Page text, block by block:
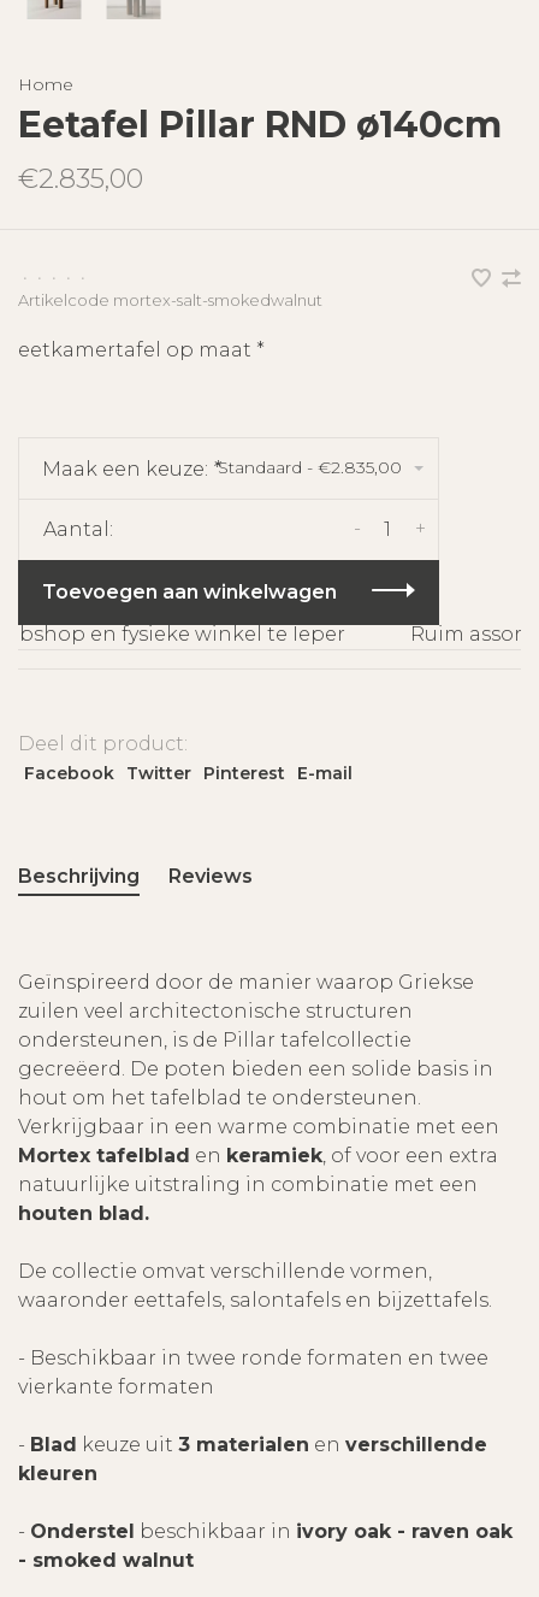
Home
Eetafel Pillar RND ø140cm
€2.835,00
• • • •
•
Artikelcode mortex-salt-smokedwalnut
eetkamertafel op maat *
Maak een keuze: *Standaard - €2.835,00
Aantal: +
-
Toevoegen aan winkelwagen
en fysieke winkel te Ieper
Ruim
Deel dit product:
Facebook Twitter Pinterest E-mail
Beschrijving Reviews
Geïnspireerd door de manier waarop Griekse
zuilen veel architectonische structuren
ondersteunen, is de Pillar tafelcollectie
gecreëerd. De poten bieden een solide basis in
hout om het tafelblad te ondersteunen.
Verkrijgbaar in een warme combinatie met een
Mortex tafelblad en keramiek , of voor een extra
natuurlijke uitstraling in combinatie met een
houten blad.
De collectie omvat verschillende vormen,
waaronder eettafels, salontafels en bijzettafels.
- Beschikbaar in twee ronde formaten en twee
vierkante formaten
- Blad keuze uit 3 materialen en verschillende
kleuren
- Onderstel beschikbaar in ivory oak - raven oak
- smoked walnut